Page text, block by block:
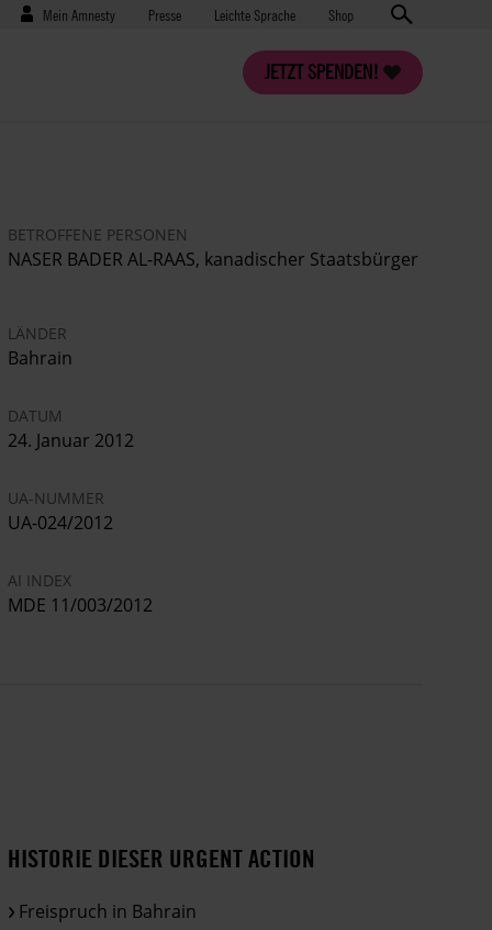
Benutzermenü
Mein Amnesty Presse
Presse Leichte Sprache Shop
JETZT SPENDEN!
BETROFFENE PERSONEN
NASER BADER AL-RAAS, kanadischer Staatsbürger
LÄNDER
Bahrain
DATUM
24. Januar 2012
UA-NUMMER
UA-024/2012
AI INDEX
MDE 11/003/2012
HISTORIE DIESER URGENT ACTION
Freispruch in Bahrain